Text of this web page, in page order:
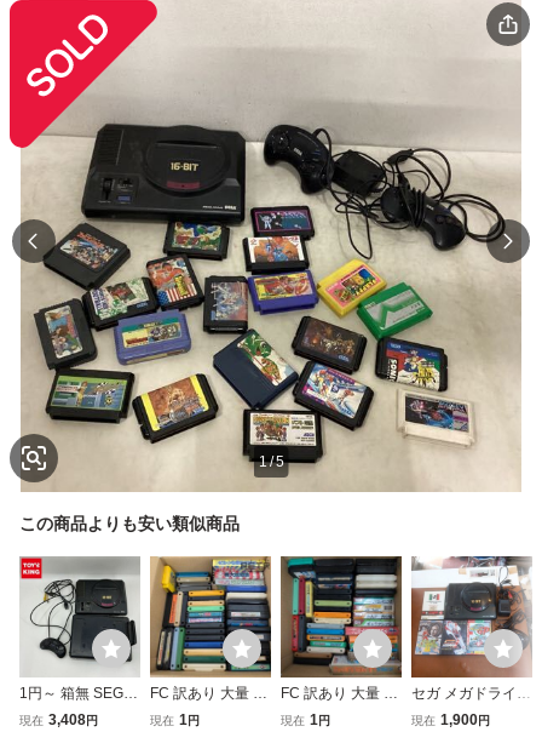
1/5
この商品よりも安い類似商品
1円～ 箱無 SEGA
メガドライブ 16-
現在 3,408円
FC 訳あり 大量 ソ
フトセット ファミ
現在 1円
FC 訳あり 大量 ソ
フトセット ファミ
現在 1円
セガ メガドライブ
本体 HAA-2510 コ
現在 1,900円